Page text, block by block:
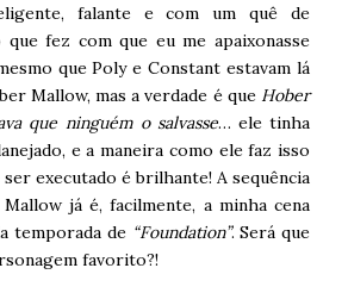
falante e com um quê de
que fez com que eu me apaixonasse
que Poly e Constant estavam lá
Mallow, mas a verdade é que Hober
que ninguém o salvasse… ele tinha
e a maneira como ele faz isso
executado é brilhante! A sequência
já é, facilmente, a minha cena
temporada de “Foundation”. Será que
favorito?!